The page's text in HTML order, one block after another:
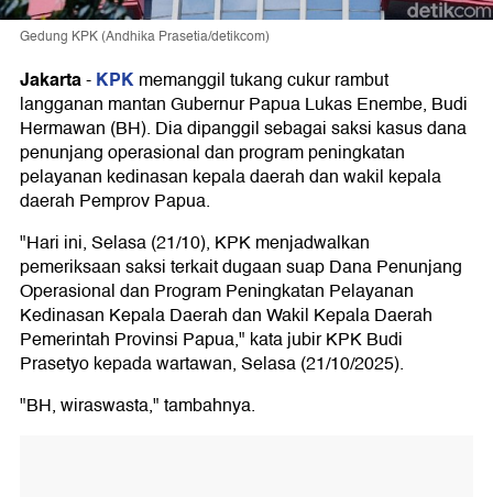
Gedung KPK (Andhika Prasetia/detikcom)
Jakarta-KPKmemanggil tukang cukur rambut
langganan mantan Gubernur Papua Lukas Enembe, Budi
Hermawan (BH). Dia dipanggil sebagai saksi kasus dana
penunjang operasional dan program peningkatan
pelayanan kedinasan kepala daerah dan wakil kepala
daerah Pemprov Papua.
"Hari ini, Selasa (21/10), KPK menjadwalkan
pemeriksaan saksi terkait dugaan suap Dana Penunjang
Operasional dan Program Peningkatan Pelayanan
Kedinasan Kepala Daerah dan Wakil Kepala Daerah
Pemerintah Provinsi Papua," kata jubir KPK Budi
Prasetyo kepada wartawan, Selasa (21/10/2025).
"BH, wiraswasta," tambahnya.